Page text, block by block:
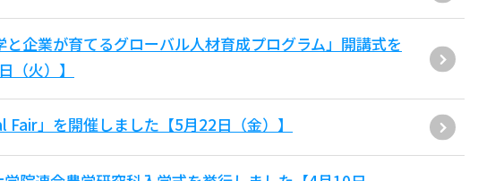
企業が育てるグローバル人材育成プログラム」開講式を
（火）】
」を開催しました【5月22日（金）】